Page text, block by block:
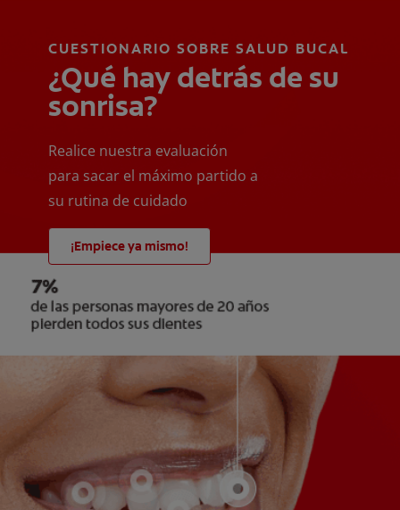
CUESTIONARIO SOBRE SALUD BUCAL
¿Qué hay detrás de su
sonrisa?
Realice nuestra evaluación
para sacar el máximo partido a
su rutina de cuidado
¡Empiece ya mismo!